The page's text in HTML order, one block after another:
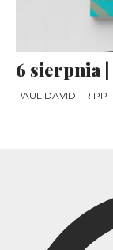
6 sierpnia |
PAUL DAVID TRIPP